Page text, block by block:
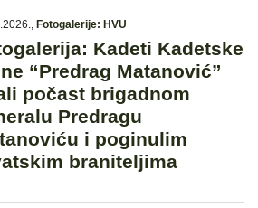
, Fotogalerije: HVU
Kadeti Kadetske
“Predrag Matanović”
počast brigadnom
Predragu
i poginulim
braniteljima